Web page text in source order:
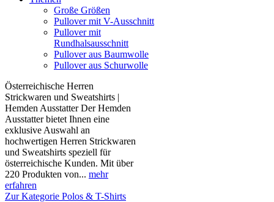
Große Größen
Pullover mit V-Ausschnitt
Pullover mit
Rundhalsausschnitt
Pullover aus Baumwolle
Pullover aus Schurwolle
Österreichische Herren
Strickwaren und Sweatshirts |
Hemden Ausstatter Der Hemden
Ausstatter bietet Ihnen eine
exklusive Auswahl an
hochwertigen Herren Strickwaren
und Sweatshirts speziell für
österreichische Kunden. Mit über
220 Produkten von... mehr
erfahren
Zur Kategorie Polos & T-Shirts